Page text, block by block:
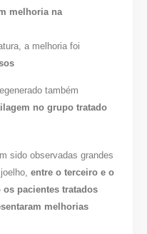
melhoria na
a melhoria foi
também
no grupo tratado
sido observadas grandes
joelho,entre o terceiro e o
pacientes tratados
melhorias